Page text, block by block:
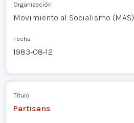
Organización
Movimiento al Socialismo (MAS)
Fecha
1983-08-12
Título
Partisans